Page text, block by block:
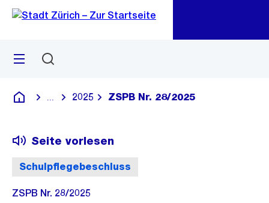
Navigation
Sprunglink
Menü
Deutsch
Blende alle Breadcrumbs ein
2025 ZSPB Nr. 28/2025
Schulpflegebeschluss
Seite vorlesen
ZSPB Nr. 28/2025